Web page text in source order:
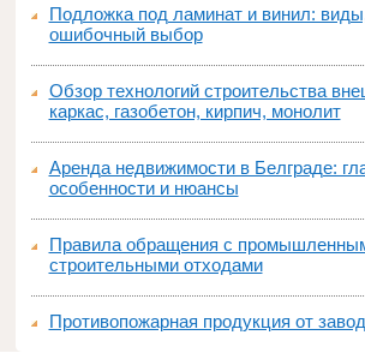
Подложка под ламинат и винил:
ошибочный выбор
Обзор технологий строительства
каркас, газобетон, кирпич, монолит
Аренда недвижимости в Белграде:
особенности и нюансы
Правила обращения с
строительными отходами
Противопожарная продукция от